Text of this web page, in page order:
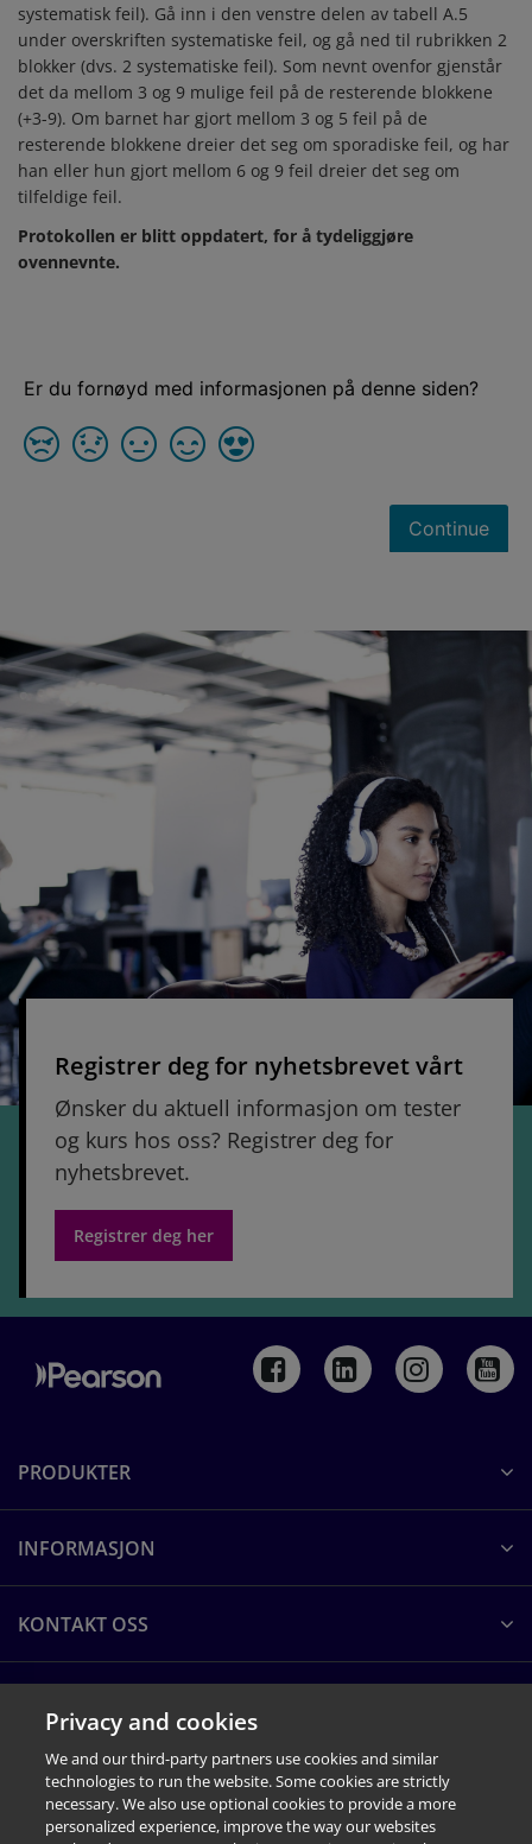
systematisk feil). Gå inn i den venstre delen av tabell A.5
under overskriften systematiske feil, og gå ned til rubrikken 2
blokker (dvs. 2 systematiske feil). Som nevnt ovenfor gjenstår
det da mellom 3 og 9 mulige feil på de resterende blokkene
(+3-9). Om barnet har gjort mellom 3 og 5 feil på de
resterende blokkene dreier det seg om sporadiske feil, og har
han eller hun gjort mellom 6 og 9 feil dreier det seg om
tilfeldige feil.
Protokollen er blitt oppdatert, for å tydeliggjøre
ovennevnte.
Registrer deg for nyhetsbrevet vårt
Ønsker du aktuell informasjon om tester
og kurs hos oss? Registrer deg for
nyhetsbrevet.
Registrer deg her
PRODUKTER
INFORMASJON
KONTAKT OSS
Privacy and cookies
We and our third-party partners use cookies and similar
technologies to run the website. Some cookies are strictly
necessary. We also use optional cookies to provide a more
personalized experience, improve the way our websites